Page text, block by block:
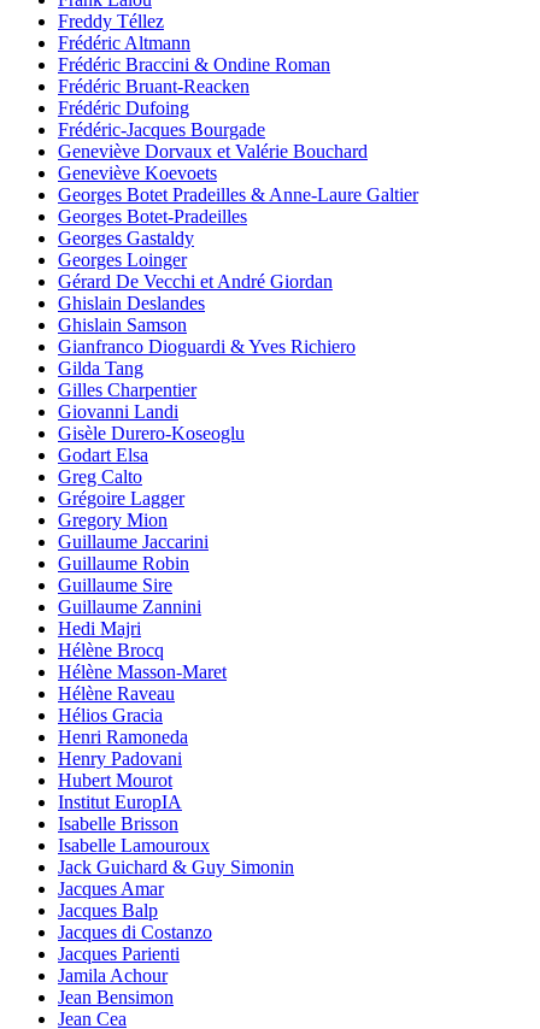
Freddy Téllez
Frédéric Altmann
Frédéric Braccini & Ondine Roman
Frédéric Bruant-Reacken
Frédéric Dufoing
Frédéric-Jacques Bourgade
Geneviève Dorvaux et Valérie Bouchard
Geneviève Koevoets
Georges Botet Pradeilles & Anne-Laure Galtier
Georges Botet-Pradeilles
Georges Gastaldy
Georges Loinger
Gérard De Vecchi et André Giordan
Ghislain Deslandes
Ghislain Samson
Gianfranco Dioguardi & Yves Richiero
Gilda Tang
Gilles Charpentier
Giovanni Landi
Gisèle Durero-Koseoglu
Godart Elsa
Greg Calto
Grégoire Lagger
Gregory Mion
Guillaume Jaccarini
Guillaume Robin
Guillaume Sire
Guillaume Zannini
Hedi Majri
Hélène Brocq
Hélène Masson-Maret
Hélène Raveau
Hélios Gracia
Henri Ramoneda
Henry Padovani
Hubert Mourot
Institut EuropIA
Isabelle Brisson
Isabelle Lamouroux
Jack Guichard & Guy Simonin
Jacques Amar
Jacques Balp
Jacques di Costanzo
Jacques Parienti
Jamila Achour
Jean Bensimon
Jean Cea